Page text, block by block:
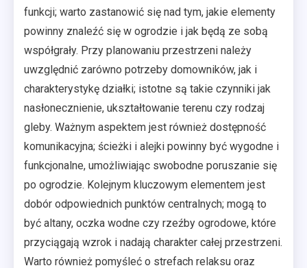
funkcji; warto zastanowić się nad tym, jakie elementy
powinny znaleźć się w ogrodzie i jak będą ze sobą
współgrały. Przy planowaniu przestrzeni należy
uwzględnić zarówno potrzeby domowników, jak i
charakterystykę działki; istotne są takie czynniki jak
nasłonecznienie, ukształtowanie terenu czy rodzaj
gleby. Ważnym aspektem jest również dostępność
komunikacyjna; ścieżki i alejki powinny być wygodne i
funkcjonalne, umożliwiając swobodne poruszanie się
po ogrodzie. Kolejnym kluczowym elementem jest
dobór odpowiednich punktów centralnych; mogą to
być altany, oczka wodne czy rzeźby ogrodowe, które
przyciągają wzrok i nadają charakter całej przestrzeni.
Warto również pomyśleć o strefach relaksu oraz